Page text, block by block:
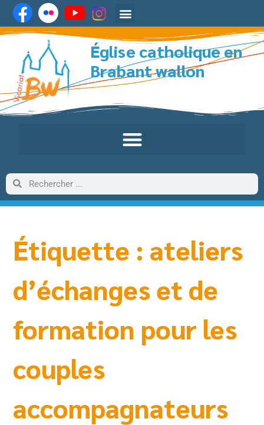
Église catholique en
Brabant wallon
Étiquette : ateliers
d’échanges et de
formation pour les
couples
accompagnateurs